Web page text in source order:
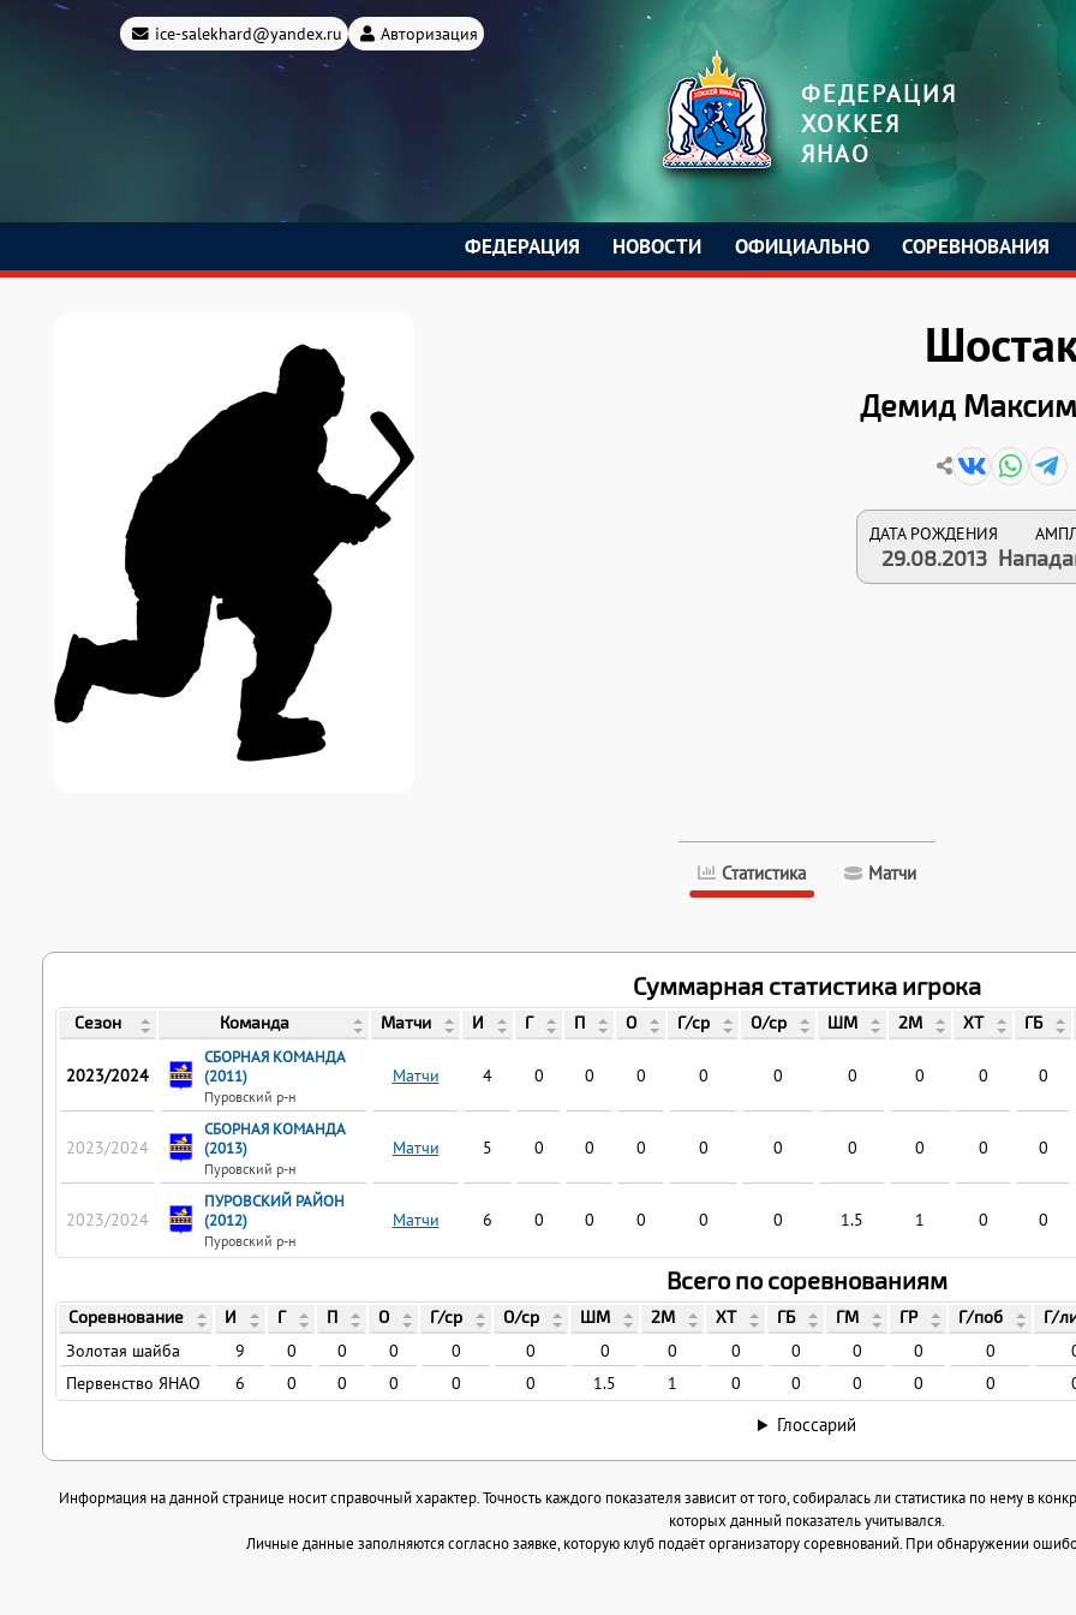
ice-salekhard@yandex.ru Авторизация
ФЕДЕРАЦИЯ
ХОККЕЯ
ЯНАО
ФЕДЕРАЦИЯ НОВОСТИ ОФИЦИАЛЬНО СОРЕВНОВАНИЯ
Демид
ДАТА РОЖДЕНИЯ
29.08.2013
Статистика Матчи
Суммарная статистика игрока
Сезон Команда Матчи И Г П О Г/ср О/ср ШМ 2М ХТ ГБ
2023/2024
СБОРНАЯ КОМАНДА
(2011)
Пуровский р-н
Матчи 4 0 0 0 0 0 0 0 0 0
2023/2024
СБОРНАЯ КОМАНДА
(2013)
Пуровский р-н
Матчи 5 0 0 0 0 0 0 0 0 0
2023/2024
ПУРОВСКИЙ РАЙОН
(2012)
Пуровский р-н
Матчи 6 0 0 0 0 0 1.5 1 0 0
Всего по соревнованиям
Соревнование И Г П О Г/ср О/ср ШМ 2М ХТ ГБ ГМ ГР Г/поб Г/
Золотая шайба 9 0 0 0 0 0 0 0 0 0 0 0 0
Первенство ЯНАО
6 0 0 0 0 0 1.5 1 0 0 0 0 0
Глоссарий
Информация на данной странице носит справочный характер. Точность каждого показателя зависит от того, собиралась ли статистика по нему в
которых данный показатель учитывался.
Личные данные заполняются согласно заявке, которую клуб подаёт организатору соревнований. При обнаружении